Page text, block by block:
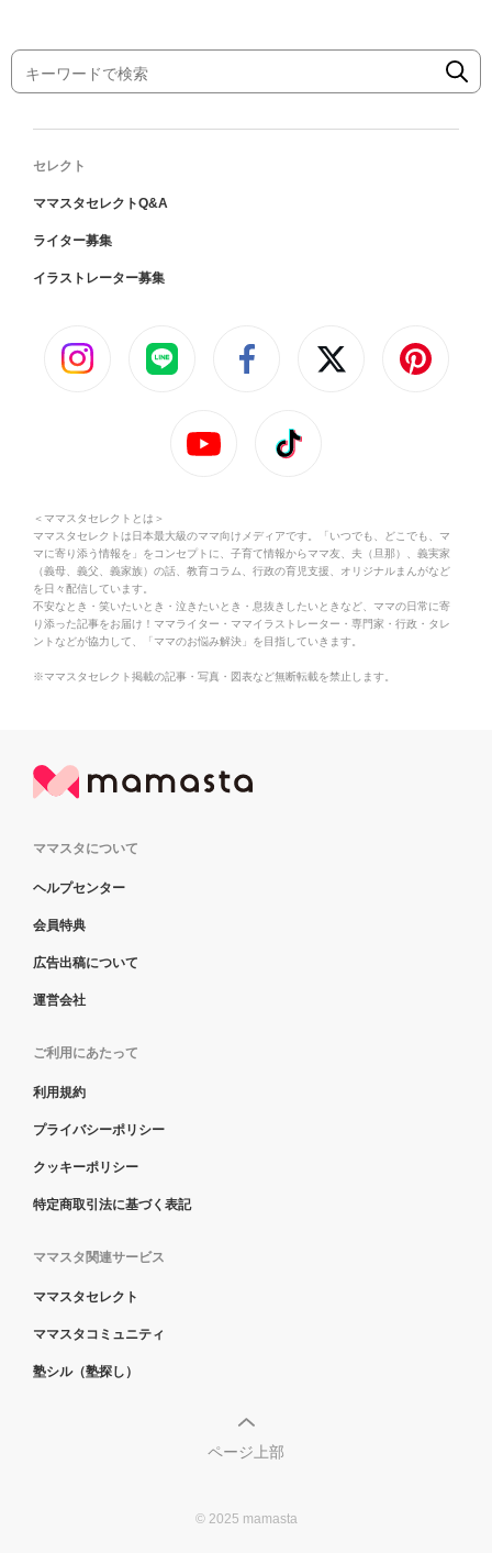
セレクト
ママスタセレクトQ&A
ライター募集
イラストレーター募集
＜ママスタセレクトとは＞
ママスタセレクトは日本最大級のママ向けメディアです。「いつでも、どこでも、マ
マに寄り添う情報を」をコンセプトに、子育て情報からママ友、夫（旦那）、義実家
（義母、義父、義家族）の話、教育コラム、行政の育児支援、オリジナルまんがなど
を日々配信しています。
不安なとき・笑いたいとき・泣きたいとき・息抜きしたいときなど、ママの日常に寄
り添った記事をお届け！ママライター・ママイラストレーター・専門家・行政・タレ
ントなどが協力して、「ママのお悩み解決」を目指していきます。
※ママスタセレクト掲載の記事・写真・図表など無断転載を禁止します。
ママスタについて
ヘルプセンター
会員特典
広告出稿について
運営会社
ご利用にあたって
利用規約
プライバシーポリシー
クッキーポリシー
特定商取引法に基づく表記
ママスタ関連サービス
ママスタセレクト
ママスタコミュニティ
塾シル（塾探し）
ページ上部
© 2025 mamasta